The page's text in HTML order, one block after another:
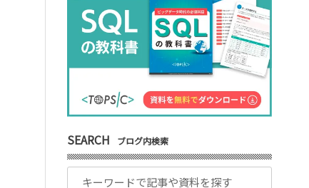
SEARCH ブログ内検索